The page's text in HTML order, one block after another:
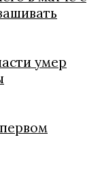
умер